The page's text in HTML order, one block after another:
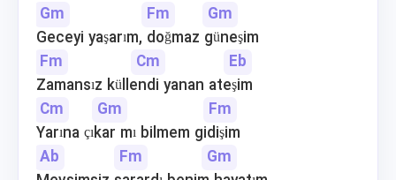
Gm
Fm
Gm
Geceyi yaşarım, doğmaz güneşim
Fm
Cm
Eb
Zamansız küllendi yanan ateşim
Cm
Gm
Fm
Yarına çıkar mı bilmem gidişim
Ab
Fm
Gm